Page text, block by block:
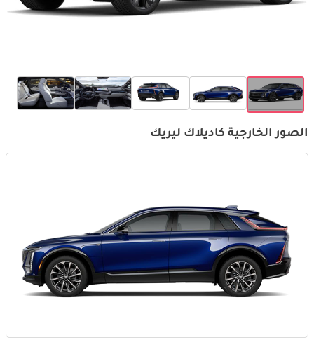
الصور الخارجية كاديلاك ليريك